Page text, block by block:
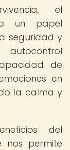
el
un papel
seguridad y
de
en
la calma y
del
nos permite